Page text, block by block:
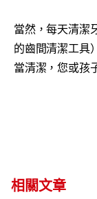
當然，每天清潔
的齒間清潔工具
當清潔，您或孩
相關文章